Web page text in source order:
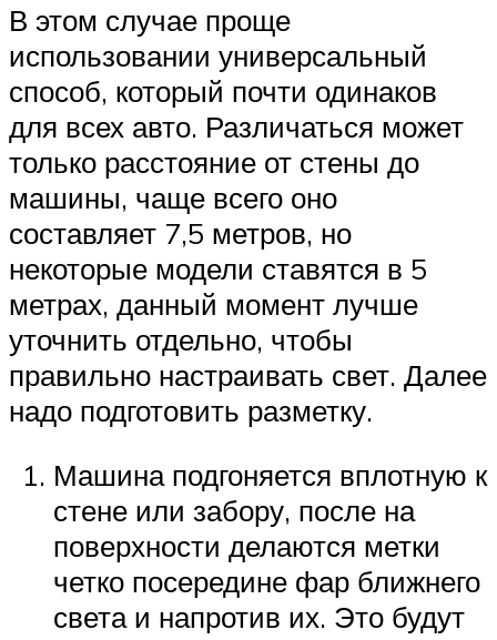
В этом случае проще
использовании универсальный
способ, который почти одинаков
для всех авто. Различаться может
только расстояние от стены до
машины, чаще всего оно
составляет 7,5 метров, но
некоторые модели ставятся в 5
метрах, данный момент лучше
уточнить отдельно, чтобы
правильно настраивать свет. Далее
надо подготовить разметку.
Машина подгоняется вплотную к
стене или забору, после на
поверхности делаются метки
четко посередине фар ближнего
света и напротив их. Это будут